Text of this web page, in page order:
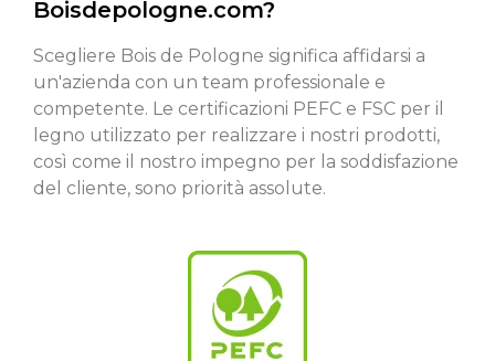
Boisdepologne.com?
Scegliere Bois de Pologne significa affidarsi a
un'azienda con un team professionale e
competente. Le certificazioni PEFC e FSC per il
legno utilizzato per realizzare i nostri prodotti,
così come il nostro impegno per la soddisfazione
del cliente, sono priorità assolute.